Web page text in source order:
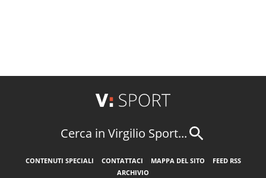
Cerca in Virgilio Sport...
CONTENUTI SPECIALI CONTATTACI MAPPA DEL SITO
FEED RSS
ARCHIVIO